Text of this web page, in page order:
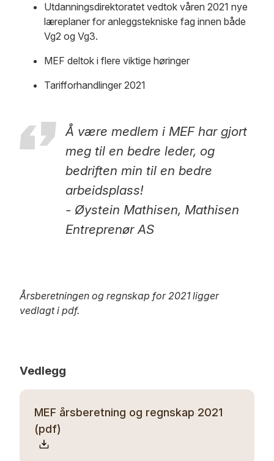
Utdanningsdirektoratet vedtok våren 2021 nye
læreplaner for anleggstekniske fag innen både
Vg2 og Vg3.
MEF deltok i flere viktige høringer
Tarifforhandlinger 2021
Å være medlem i MEF har gjort
meg til en bedre leder, og
bedriften min til en bedre
arbeidsplass!
- Øystein Mathisen, Mathisen
Entreprenør AS
Årsberetningen og regnskap for 2021 ligger
vedlagt i pdf.
Vedlegg
MEF årsberetning og regnskap 2021
(pdf)